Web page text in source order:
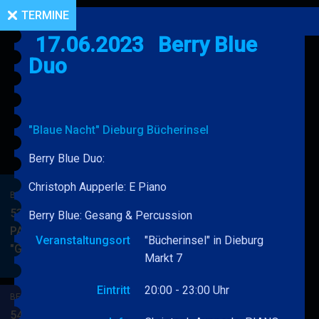
BERRY BLUE & BAND
53. JAZZ Matinee in den
PARKSIDE STUDIOS
"Gypsy Jazz"
BERRY
BERRY BLUE & BAND
54. JAZZ Matinee in den
TERMINE
17.06.2023
Berry Blue
Duo
"Blaue Nacht" Dieburg Bücherinsel
Berry Blue Duo:
Christoph Aupperle: E Piano
Berry Blue: Gesang & Percussion
Veranstaltungsort
"Bücherinsel" in Dieburg
Markt 7
Eintritt 20:00 - 23:00 Uhr